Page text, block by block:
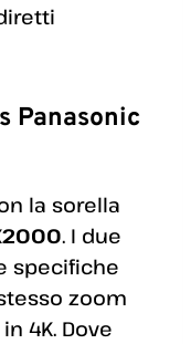
Panasonic
la sorella
. I due
specifiche
zoom
4K. Dove